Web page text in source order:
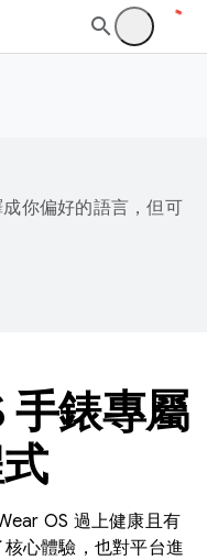
你偏好的語言，但可
手錶專屬
OS 過上健康且有
心體驗，也對平台進